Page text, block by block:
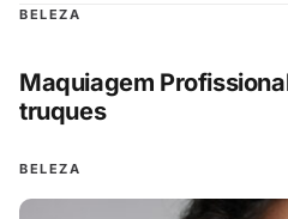
BELEZA
Maquiagem
truques
BELEZA